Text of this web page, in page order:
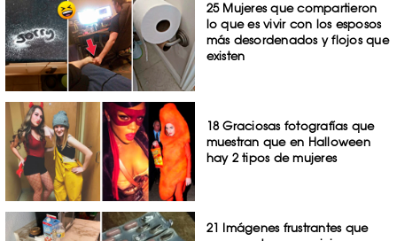
25 Mujeres que compartieron
lo que es vivir con los esposos
más desordenados y flojos que
existen
18 Graciosas fotografías que
muestran que en Halloween
hay 2 tipos de mujeres
21 Imágenes frustrantes que